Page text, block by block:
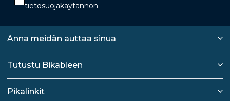
tietosuojakäytännön.
Anna meidän auttaa sinua
Tutustu Bikableen
Pikalinkit